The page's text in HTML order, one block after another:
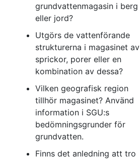
grundvattenmagasin i berg
eller jord?
Utgörs de vattenförande
strukturerna i magasinet av
sprickor, porer eller en
kombination av dessa?
Vilken geografisk region
tillhör magasinet? Använd
information i SGU:s
bedömningsgrunder för
grundvatten.
Finns det anledning att tro